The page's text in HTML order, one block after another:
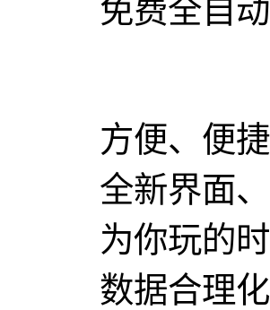
免费全自
方便、便
全新界面
为你玩的
数据合理